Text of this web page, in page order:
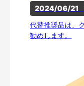
2024/06/21　
代替推奨品は、
勧めします。